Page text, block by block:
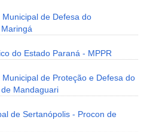
de Defesa do
do Estado Paraná - MPPR
de Proteção e Defesa do
Mandaguari
de Sertanópolis - Procon de